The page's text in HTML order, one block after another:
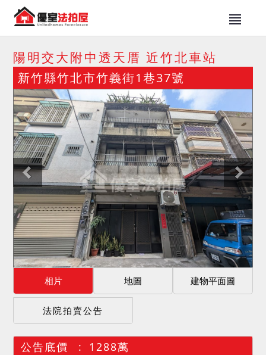
陽明交大附中透天厝 近竹北車站
新竹縣竹北市竹義街1巷37號
相片 地圖 建物平面圖
法院拍賣公告
公告底價
1288萬